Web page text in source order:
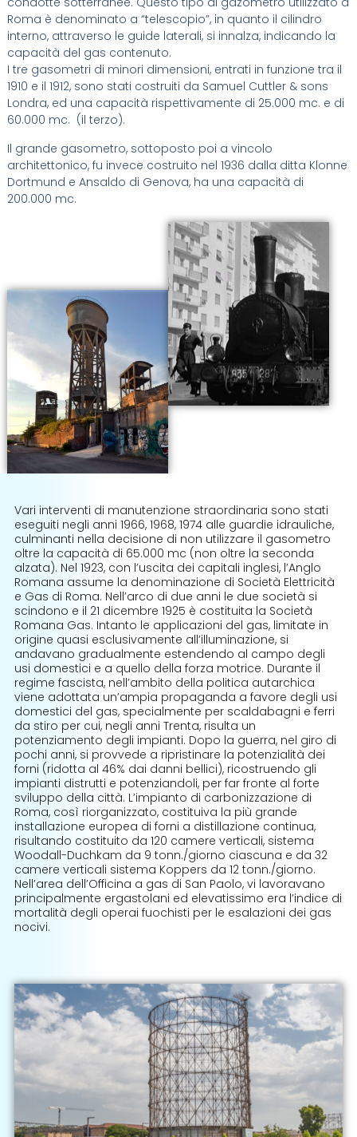
Roma è denominato a “telescopio”, in quanto il cilindro
interno, attraverso le guide laterali, si innalza, indicando la
capacità del gas contenuto.
I tre gasometri di minori dimensioni, entrati in funzione tra il
1910 e il 1912, sono stati costruiti da Samuel Cuttler & sons
Londra, ed una capacità rispettivamente di 25.000 mc. e di
60.000 mc. (il terzo).
Il grande gasometro, sottoposto poi a vincolo
architettonico, fu invece costruito nel 1936 dalla ditta Klonne
Dortmund e Ansaldo di Genova, ha una capacità di
200.000 mc.
Vari interventi di manutenzione straordinaria sono stati
eseguiti negli anni 1966, 1968, 1974 alle guardie idrauliche,
culminanti nella decisione di non utilizzare il gasometro
oltre la capacità di 65.000 mc (non oltre la seconda
alzata). Nel 1923, con l’uscita dei capitali inglesi, l’Anglo
Romana assume la denominazione di Società Elettricità
e Gas di Roma. Nell’arco di due anni le due società si
scindono e il 21 dicembre 1925 è costituita la Società
Romana Gas. Intanto le applicazioni del gas, limitate in
origine quasi esclusivamente all’illuminazione, si
andavano gradualmente estendendo al campo degli
usi domestici e a quello della forza motrice. Durante il
regime fascista, nell’ambito della politica autarchica
viene adottata un’ampia propaganda a favore degli usi
domestici del gas, specialmente per scaldabagni e ferri
da stiro per cui, negli anni Trenta, risulta un
potenziamento degli impianti. Dopo la guerra, nel giro di
pochi anni, si provvede a ripristinare la potenzialità dei
forni (ridotta al 46% dai danni bellici), ricostruendo gli
impianti distrutti e potenziandoli, per far fronte al forte
sviluppo della città. L’impianto di carbonizzazione di
Roma, così riorganizzato, costituiva la più grande
installazione europea di forni a distillazione continua,
risultando costituito da 120 camere verticali, sistema
Woodall-Duchkam da 9 tonn./giorno ciascuna e da 32
camere verticali sistema Koppers da 12 tonn./giorno.
Nell’area dell’Officina a gas di San Paolo, vi lavoravano
principalmente ergastolani ed elevatissimo era l’indice di
mortalità degli operai fuochisti per le esalazioni dei gas
nocivi.